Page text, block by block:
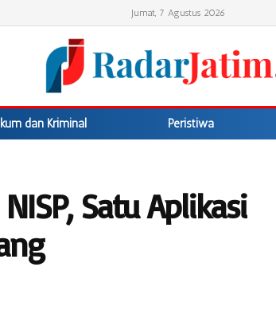
Jumat, 7 Agustus 2026
dan Kriminal Peristiwa
Satu Aplikasi